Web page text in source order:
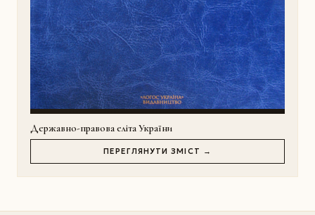
Державно-правова еліта України
ПЕРЕГЛЯНУТИ ЗМІСТ →